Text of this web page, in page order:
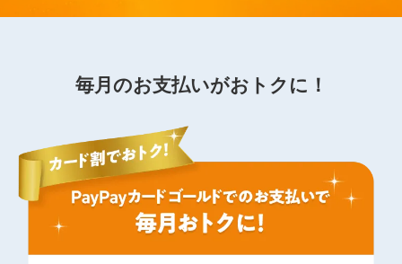
毎月のお支払いがおトクに！